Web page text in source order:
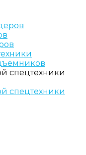
спецтехники
спецтехники